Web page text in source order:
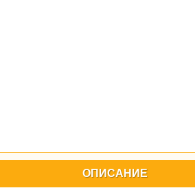
ОПИСАНИЕ